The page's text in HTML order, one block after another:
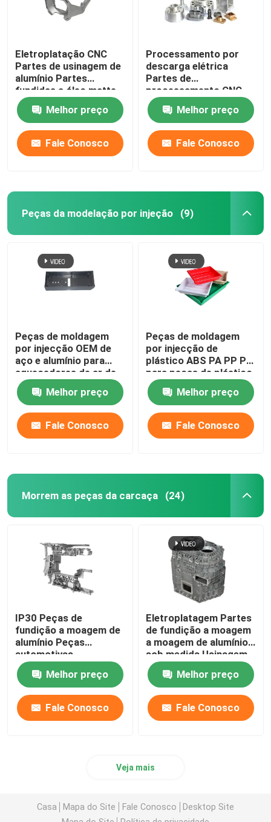
Eletroplatação CNC
Partes de usinagem de
alumínio Partes
fundidas a óleo matte
Melhor preço
Fale Conosco
Processamento por
descarga elétrica
Partes de
processamento CNC
sob medida Partes de
plásticoMelhor preço
Fale Conosco
Peças da modelação por injeção (9)
Peças de moldagem
por injecção OEM de
aço e alumínio para
aquecedores de ar de
painel de comando
Melhor preço
Fale Conosco
Peças de moldagem
por injecção de
plástico ABS PA PP PC
para peças de plástico
médicas
Melhor preço
Fale Conosco
Morrem as peças da carcaça (24)
IP30 Peças de
fundição a moagem de
alumínio Peças
automotivas
Pulverização de tinta
Melhor preço
Fale Conosco
Eletroplatagem Partes
de fundição a moagem
a moagem de alumínio
sob medida Usinagem
CNC
Melhor preço
Fale Conosco
Veja mais
Casa Mapa do Site Fale Conosco
Desktop Site